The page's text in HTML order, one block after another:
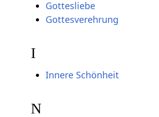
Gottesliebe
Gottesverehrung
I
Innere Schönheit
N